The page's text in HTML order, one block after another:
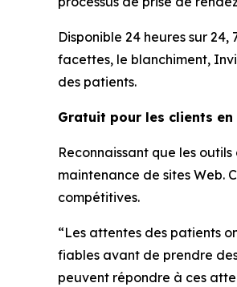
Disponible 24 heures sur
facettes, le blanchiment,
des patients.
Gratuit pour les clients
Reconnaissant que les
maintenance de sites Web.
compétitives.
“Les attentes des patients
fiables avant de prendre
peuvent répondre à ces